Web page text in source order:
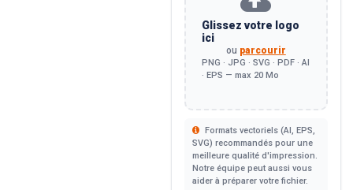
Glissez votre logo
ici
ou parcourir
PNG · JPG · SVG · PDF · AI
· EPS — max 20 Mo
Formats vectoriels (AI, EPS,
SVG) recommandés pour une
meilleure qualité d'impression.
Notre équipe peut aussi vous
aider à préparer votre fichier.